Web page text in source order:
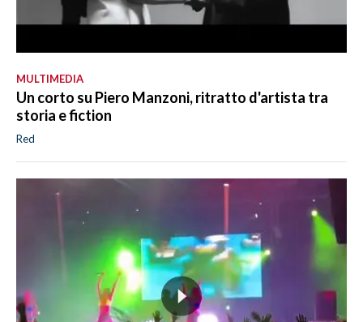
MULTIMEDIA
Un corto su Piero Manzoni, ritratto d'artista tra
storia e fiction
Red